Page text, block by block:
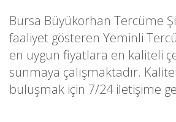
Bursa Büyükorhan Tercüme
faaliyet gösteren Yeminli
en uygun fiyatlara en kaliteli
sunmaya çalışmaktadır.
buluşmak için 7/24 iletişime